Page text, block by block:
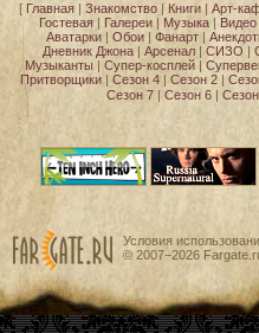
[ Главная| Знакомство| Книги| Арт-
Гостевая
Галереи Музыка Видео
Аватарки
Обои Фанарт
Дневник Джона| Арсенал| СИЗО
Музыканты
Супер-косплей
Притворщики
Сезон 4 Сезон 2
Сезон 7| Сезон 6|
Условия
© 2007−2026